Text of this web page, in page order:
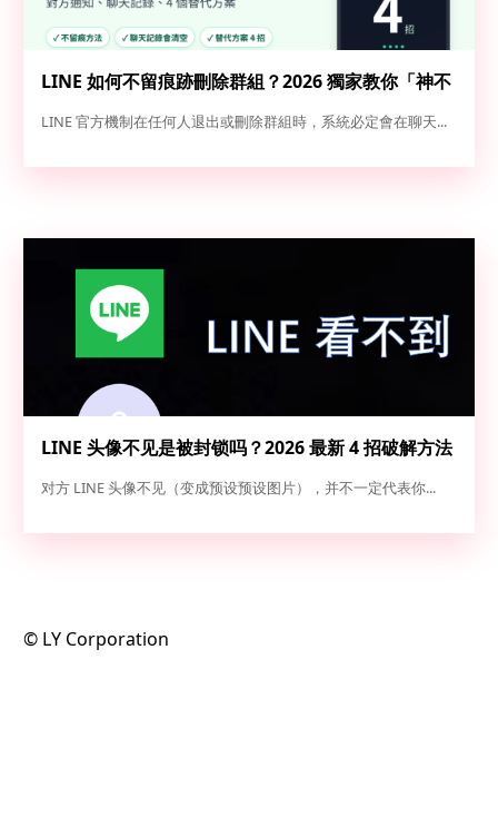
LINE 如何不留痕跡刪除群組？2026 獨家教你「神不
知鬼不覺」退群與解散全攻略
LINE 官方機制在任何人退出或刪除群組時，系統必定會在聊天...
LINE 头像不见是被封锁吗？2026 最新 4 招破解方法
对方 LINE 头像不见（变成预设预设图片），并不一定代表你...
©️ LY Corporation